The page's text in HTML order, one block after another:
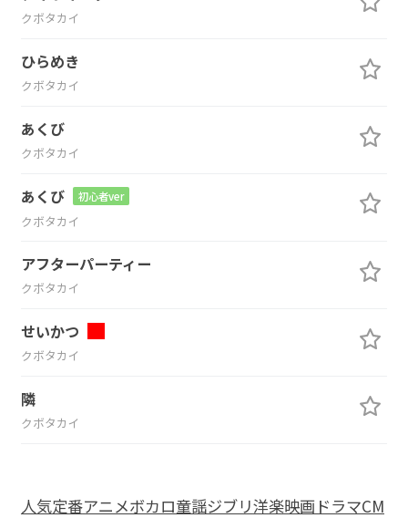
クボタカイ
ひらめき
クボタカイ
あくび
クボタカイ
あくび 初心者ver
クボタカイ
アフターパーティー
クボタカイ
せいかつ
クボタカイ
隣
クボタカイ
人気定番アニメボカロ童謡ジブリ洋楽映画ドラマCM